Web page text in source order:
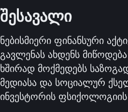
შესავალი
ნებისმიერი ფინანსური
გავლენას ახდენს
ხშირად მოქმედებს
მედიასა და სოციალურ
ინვესტორის